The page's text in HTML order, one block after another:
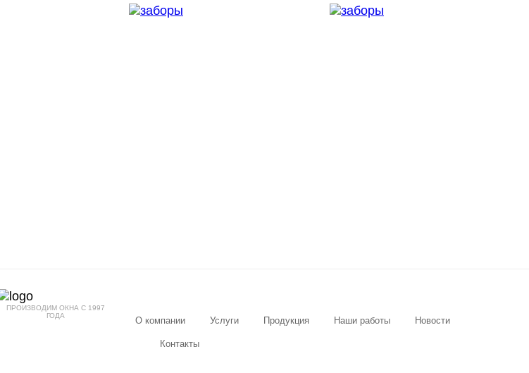
ПРОИЗВОДИМ ОКНА С 1997
ГОДА
О компании Услуги Продукция Наши работы Новости
Контакты